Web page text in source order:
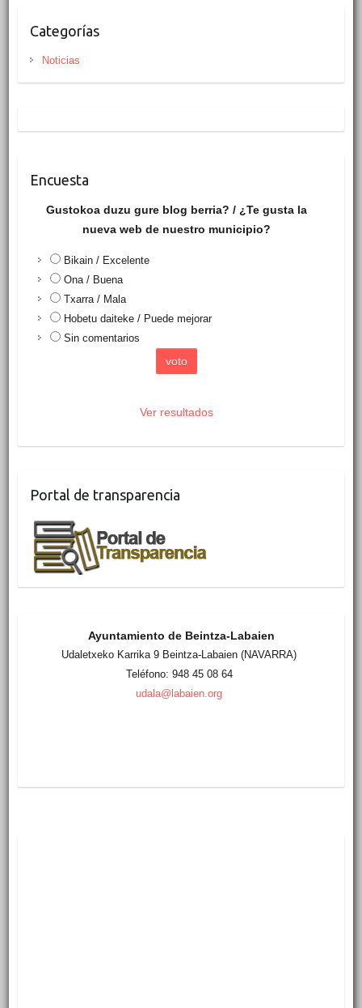
Categorías
Noticias
Encuesta
Gustokoa duzu gure blog berria? / ¿Te gusta la
nueva web de nuestro municipio?
Bikain / Excelente
Ona / Buena
Txarra / Mala
Hobetu daiteke / Puede mejorar
Sin comentarios
Ver resultados
Portal de transparencia
Ayuntamiento de Beintza-Labaien
Udaletxeko Karrika 9 Beintza-Labaien (NAVARRA)
Teléfono: 948 45 08 64
udala@labaien.org